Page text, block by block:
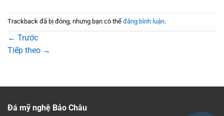
Trackback đã bị đóng, nhưng bạn có thể đăng bình luận.
← Trước
Tiếp theo →
Đá mỹ nghệ Bảo Châu